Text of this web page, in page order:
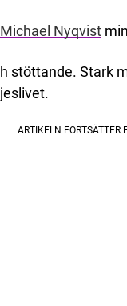
Michael Nyqvist
stöttande. Stark